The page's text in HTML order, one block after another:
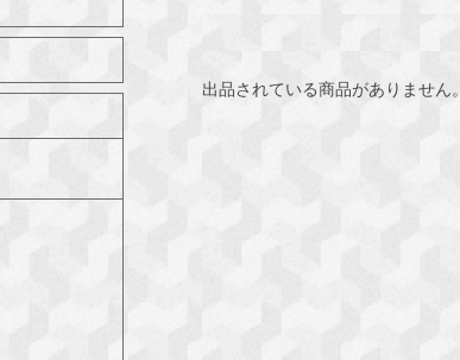
出品されている商品がありません。